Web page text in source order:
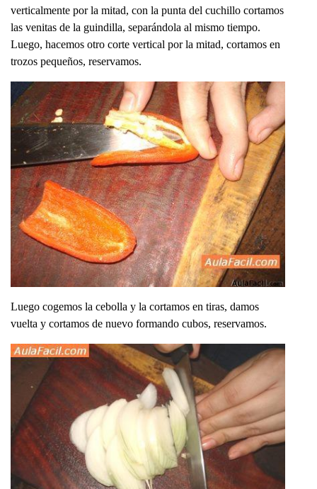
verticalmente por la mitad, con la punta del cuchillo cortamos
las venitas de la guindilla, separándola al mismo tiempo.
Luego, hacemos otro corte vertical por la mitad, cortamos en
trozos pequeños, reservamos.
Luego cogemos la cebolla y la cortamos en tiras, damos
vuelta y cortamos de nuevo formando cubos, reservamos.